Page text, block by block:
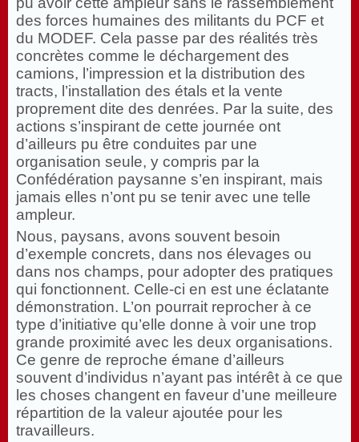
des forces humaines des militants du PCF et
du MODEF. Cela passe par des réalités très
concrètes comme le déchargement des
camions, l’impression et la distribution des
tracts, l’installation des étals et la vente
proprement dite des denrées. Par la suite, des
actions s’inspirant de cette journée ont
d’ailleurs pu être conduites par une
organisation seule, y compris par la
Confédération paysanne s’en inspirant, mais
jamais elles n’ont pu se tenir avec une telle
ampleur.
Nous, paysans, avons souvent besoin
d’exemple concrets, dans nos élevages ou
dans nos champs, pour adopter des pratiques
qui fonctionnent. Celle-ci en est une éclatante
démonstration. L’on pourrait reprocher à ce
type d’initiative qu’elle donne à voir une trop
grande proximité avec les deux organisations.
Ce genre de reproche émane d’ailleurs
souvent d’individus n’ayant pas intérêt à ce que
les choses changent en faveur d’une meilleure
répartition de la valeur ajoutée pour les
travailleurs.